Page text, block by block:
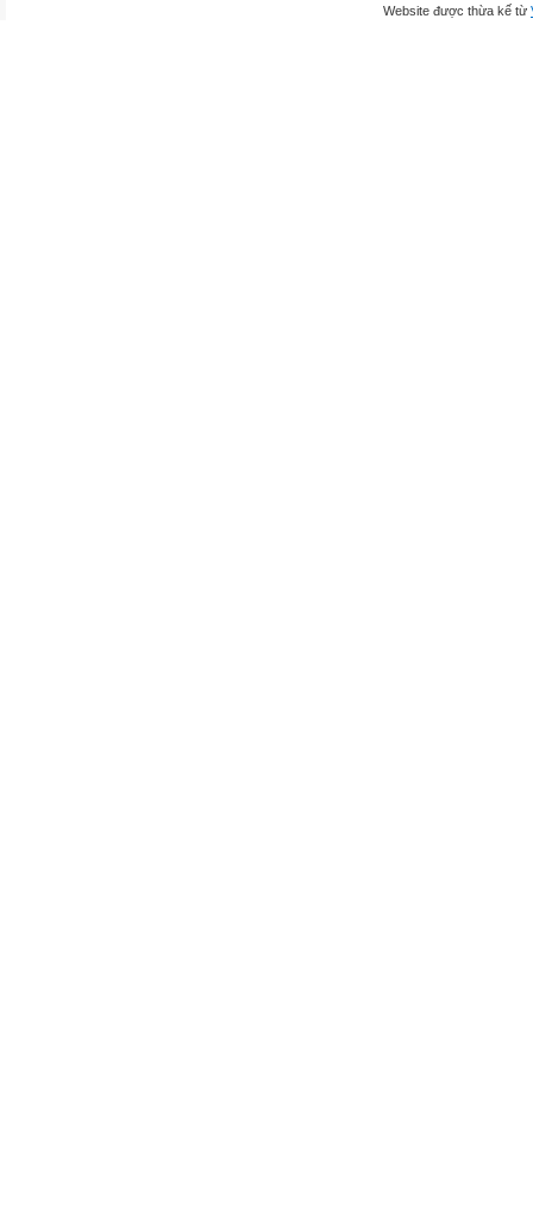
Website được thừa kế từ